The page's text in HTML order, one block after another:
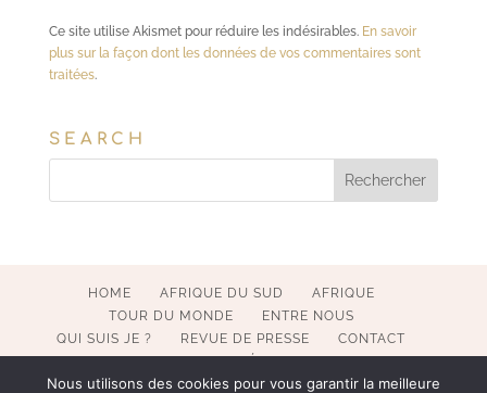
Ce site utilise Akismet pour réduire les indésirables. En savoir
plus sur la façon dont les données de vos commentaires sont
traitées.
SEARCH
HOME AFRIQUE DU SUD
AFRIQUE
TOUR DU MONDE
ENTRE NOUS
QUI SUIS JE ?
REVUE DE PRESSE
CONTACT
Nous utilisons des cookies pour vous garantir la meilleure